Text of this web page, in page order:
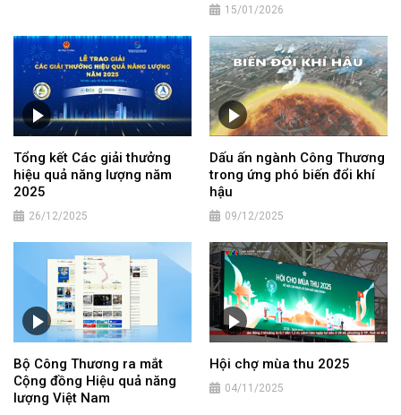
15/01/2026
Tổng kết Các giải thưởng
hiệu quả năng lượng năm
2025
26/12/2025
Dấu ấn ngành Công Thương
trong ứng phó biến đổi khí
hậu
09/12/2025
Bộ Công Thương ra mắt
Cộng đồng Hiệu quả năng
lượng Việt Nam
Hội chợ mùa thu 2025
04/11/2025